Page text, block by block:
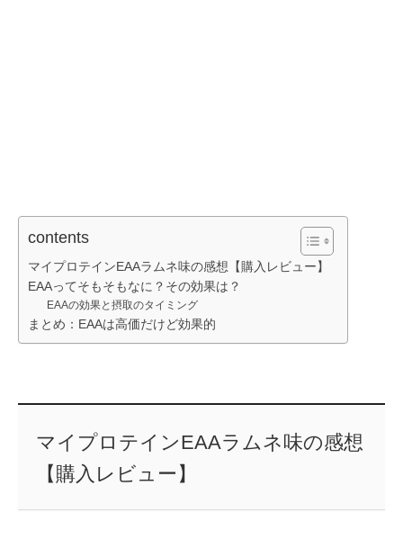
contents
マイプロテインEAAラムネ味の感想【購入レビュー】
EAAってそもそもなに？その効果は？
EAAの効果と摂取のタイミング
まとめ：EAAは高価だけど効果的
マイプロテインEAAラムネ味の感想
【購入レビュー】